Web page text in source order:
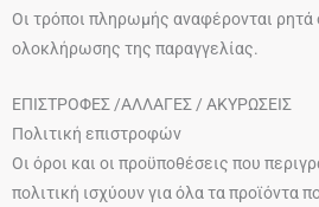
Οι τρόποι πληρωμής αναφέρονται ρητά
ολοκλήρωσης της παραγγελίας.
ΕΠΙΣΤΡΟΦΕΣ /ΑΛΛΑΓΕΣ / ΑΚΥΡΩΣΕΙΣ
Πολιτική επιστροφών
Οι όροι και οι προϋποθέσεις που
πολιτική ισχύουν για όλα τα προϊόντα